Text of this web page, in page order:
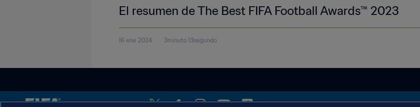
El resumen de The Best FIFA Football Awards™ 2023
16 ene 2024 3minuto 13segundo